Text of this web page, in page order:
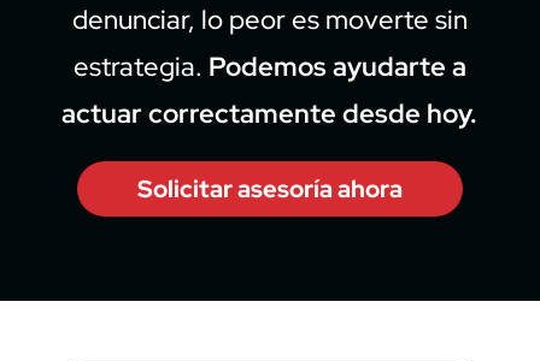
denunciar, lo peor es moverte sin
estrategia. Podemos ayudarte a
actuar correctamente desde hoy.
Solicitar asesoría ahora